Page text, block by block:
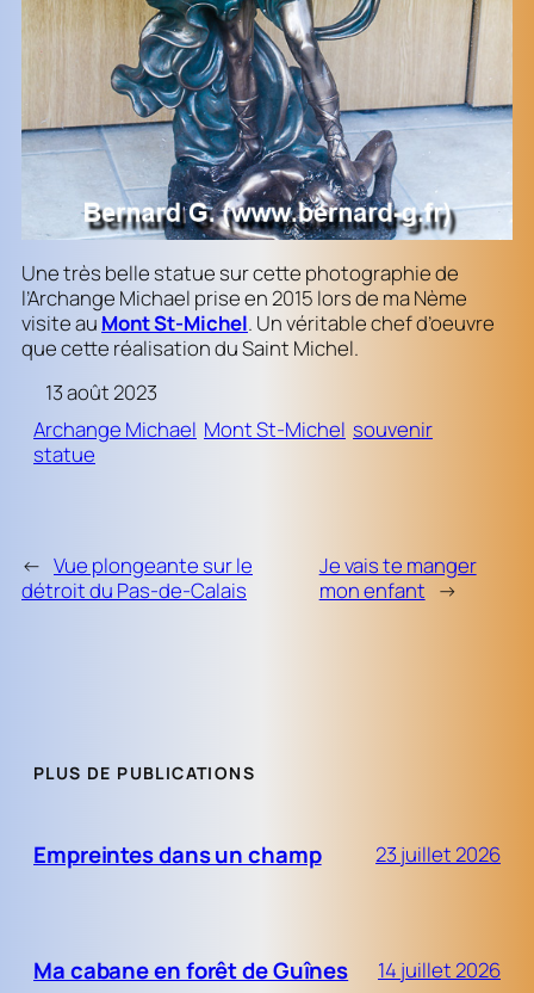
Une très belle statue sur cette photographie de
l’Archange Michael prise en 2015 lors de ma Nème
visite au Mont St-Michel. Un véritable chef d’oeuvre
que cette réalisation du Saint Michel.
13 août 2023
Archange Michael Mont St-Michel souvenir
statue
← Vue plongeante sur le
détroit du Pas-de-Calais
Je vais te manger
mon enfant →
PLUS DE PUBLICATIONS
Empreintes dans un champ 23 juillet 2026
Ma cabane en forêt de Guînes 14 juillet 2026